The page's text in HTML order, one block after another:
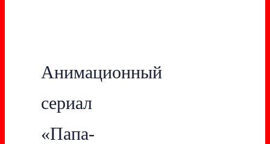
Анимационный
сериал
«Папа-